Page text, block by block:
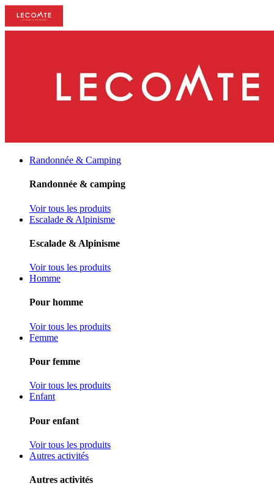
Randonnée & Camping
Randonnée & camping
Voir tous les produits
Escalade & Alpinisme
Escalade & Alpinisme
Voir tous les produits
Homme
Pour homme
Voir tous les produits
Femme
Pour femme
Voir tous les produits
Enfant
Pour enfant
Voir tous les produits
Autres activités
Autres activités